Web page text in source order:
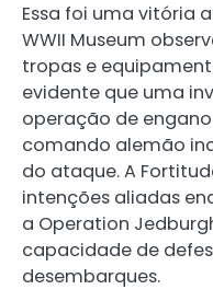
Essa foi uma vitória
WWII Museum
tropas e
evidente que uma
operação de
comando alemão
do ataque. A
intenções aliadas
a Operation
capacidade de
desembarques.